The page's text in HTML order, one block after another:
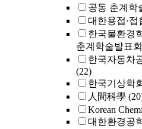
공동 춘계학
대한용접·접
한국물환경
춘계학술발표회
한국자동차
(22)
한국기상학
人間科學
Korean
대한환경공